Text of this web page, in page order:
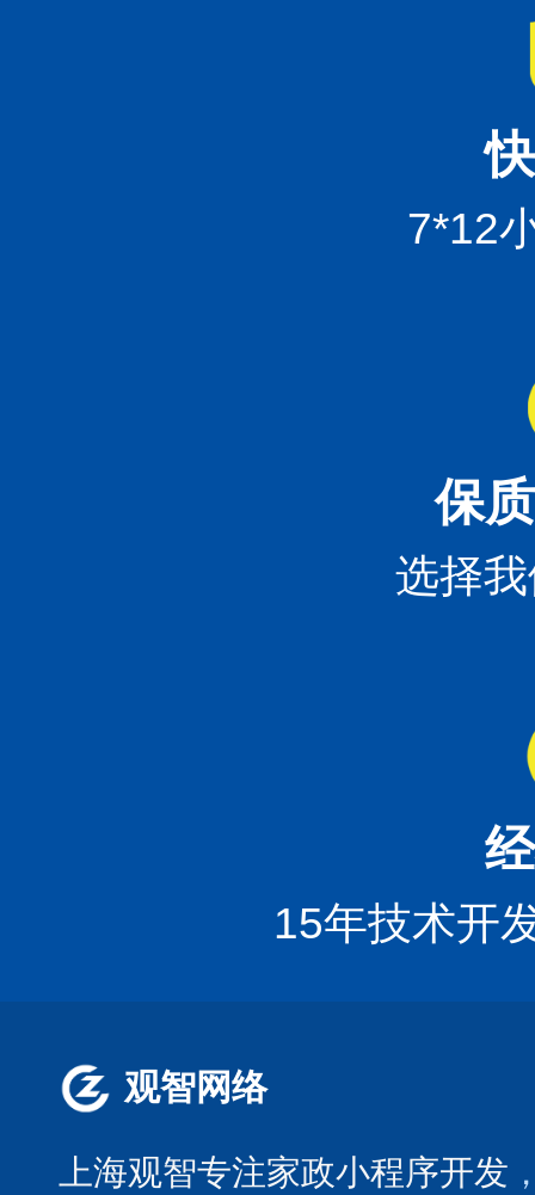
7*12
保
选择
15年技术开
观智网络
上海观智专注家政小程序开发